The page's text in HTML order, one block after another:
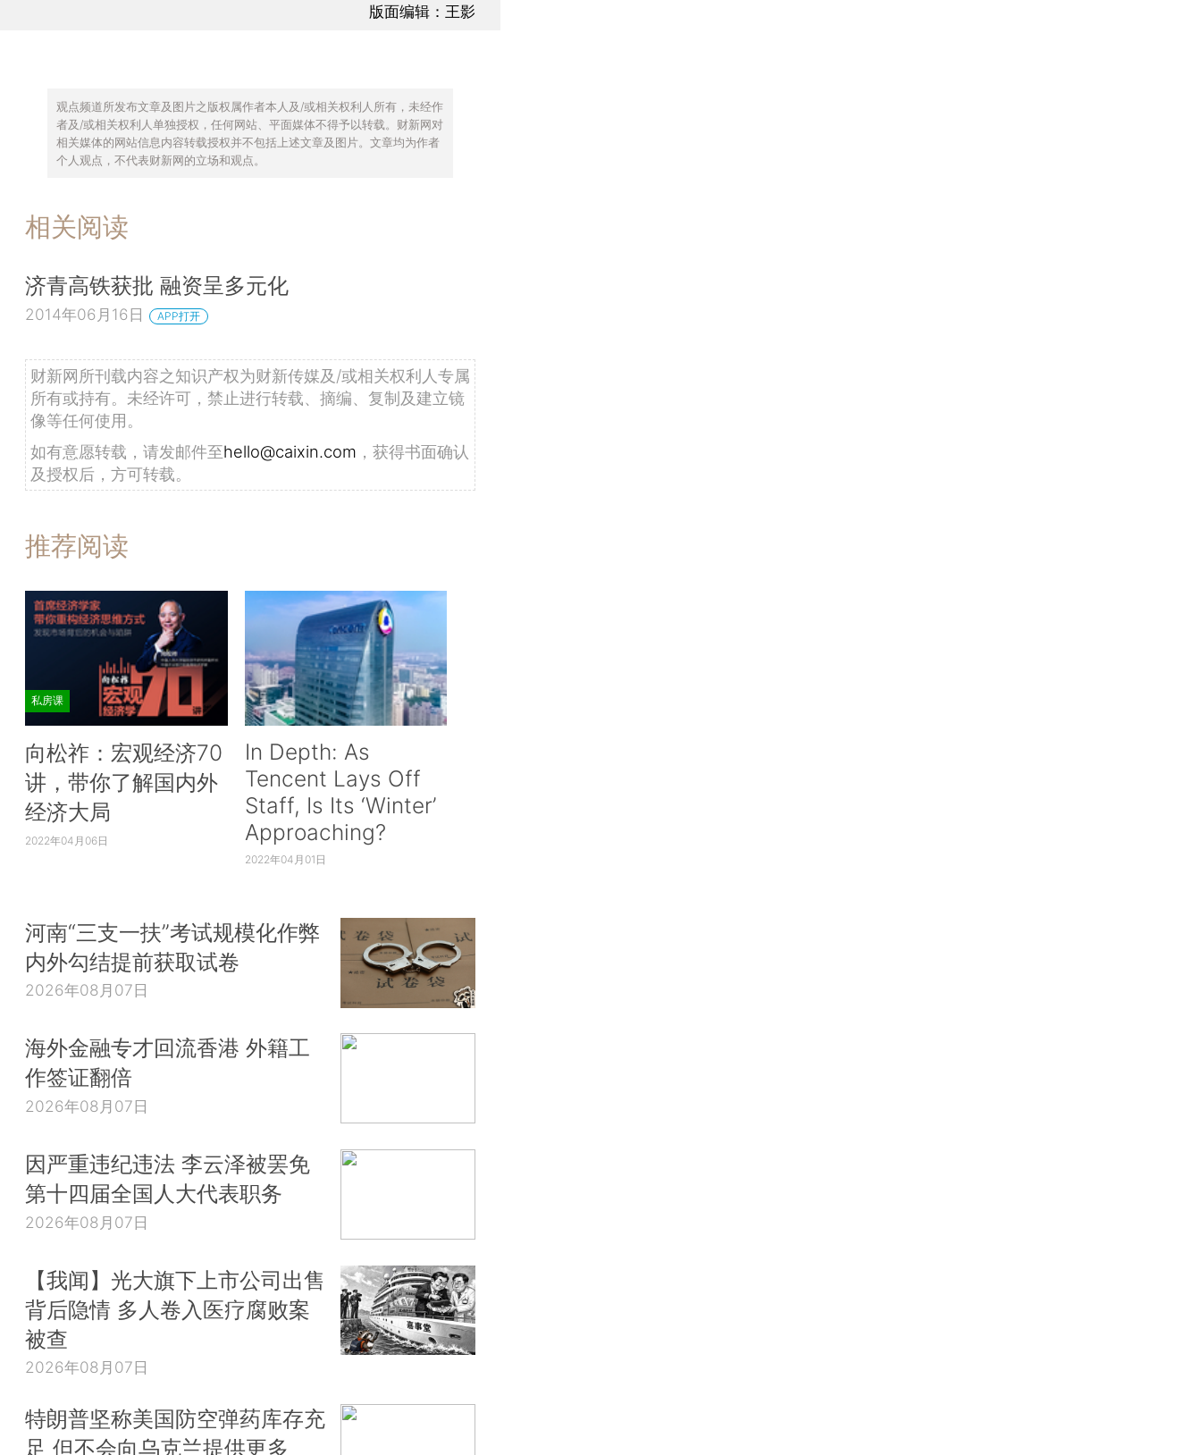
版面编辑：王影
观点频道所发布文章及图片之版权属作者本人及/或相关权利人所有，未经作
者及/或相关权利人单独授权，任何网站、平面媒体不得予以转载。财新网对
相关媒体的网站信息内容转载授权并不包括上述文章及图片。文章均为作者
个人观点，不代表财新网的立场和观点。
相关阅读
济青高铁获批 融资呈多元化
2014年06月16日 APP打开
财新网所刊载内容之知识产权为财新传媒及/或相关权利人专属
所有或持有。未经许可，禁止进行转载、摘编、复制及建立镜
像等任何使用。
如有意愿转载，请发邮件至hello@caixin.com ，获得书面确认
及授权后，方可转载。
推荐阅读
私房课
向松祚：宏观经济70
讲，带你了解国内外
经济大局
2022年04月06日
In Depth: As
Tencent Lays Off
Staff, Is Its ‘Winter’
Approaching?
2022年04月01日
河南“三支一扶”考试规模化作弊
内外勾结提前获取试卷
2026年08月07日
海外金融专才回流香港 外籍工
作签证翻倍
2026年08月07日
因严重违纪违法 李云泽被罢免
第十四届全国人大代表职务
2026年08月07日
【我闻】光大旗下上市公司出售
背后隐情 多人卷入医疗腐败案
被查
2026年08月07日
特朗普坚称美国防空弹药库存充
足 但不会向乌克兰提供更多